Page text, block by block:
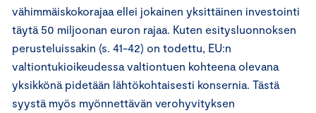
vähimmäiskokorajaa ellei jokainen yksittäinen investointi
täytä 50 miljoonan euron rajaa. Kuten esitysluonnoksen
perusteluissakin (s. 41-42) on todettu, EU:n
valtiontukioikeudessa valtiontuen kohteena olevana
yksikkönä pidetään lähtökohtaisesti konsernia. Tästä
syystä myös myönnettävän verohyvityksen